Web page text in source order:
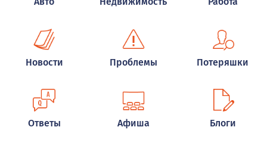
Новости Проблемы Потеряшки
Ответы Афиша Блоги